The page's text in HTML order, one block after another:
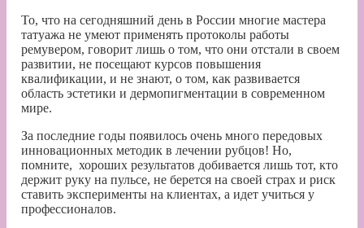
То, что на сегодняшний день в России многие мастера
татуажа не умеют применять протоколы работы
ремувером, говорит лишь о том, что они отстали в своем
развитии, не посещают курсов повышения
квалификации, и не знают, о том, как развивается
область эстетики и дермопигментации в современном
мире.
За последние годы появилось очень много передовых
инновационных методик в лечении рубцов! Но,
помните, хороших результатов добивается лишь тот, кто
держит руку на пульсе, не берется на своей страх и риск
ставить эксперименты на клиентах, а идет учиться у
профессионалов.